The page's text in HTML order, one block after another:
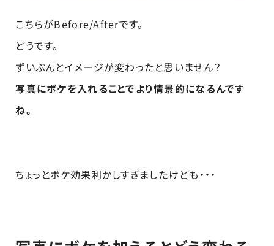
こちらがBefore/Afterです。
どうです。
ずいぶんとイメージが変わったと思いません？
写真にボケを入れることでより情景的になるんです
ね。
ちょっとボケ効果利かしすぎましたけども・・・